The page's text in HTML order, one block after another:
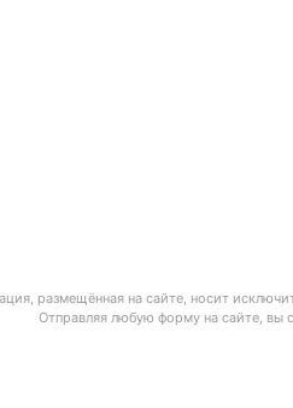
размещённая на сайте, носит
Отправляя любую форму на сайте, вы